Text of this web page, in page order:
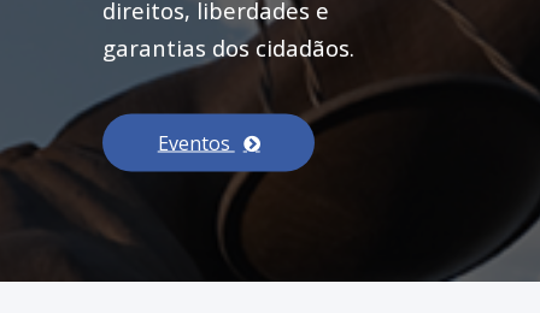
direitos, liberdades e
garantias dos cidadãos.
Eventos